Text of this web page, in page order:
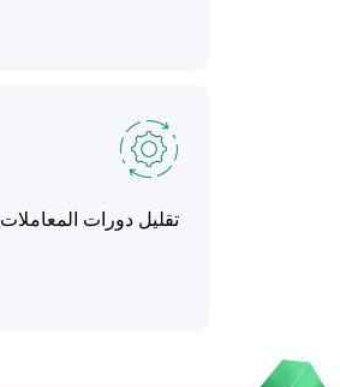
تقليل دورات المعاملات